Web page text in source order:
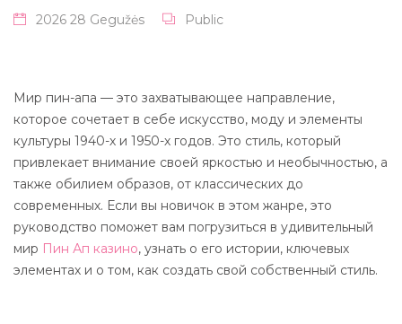
2026 28 Gegužės Public
Мир пин-апа — это захватывающее направление,
которое сочетает в себе искусство, моду и элементы
культуры 1940-х и 1950-х годов. Это стиль, который
привлекает внимание своей яркостью и необычностью, а
также обилием образов, от классических до
современных. Если вы новичок в этом жанре, это
руководство поможет вам погрузиться в удивительный
мир Пин Ап казино, узнать о его истории, ключевых
элементах и о том, как создать свой собственный стиль.